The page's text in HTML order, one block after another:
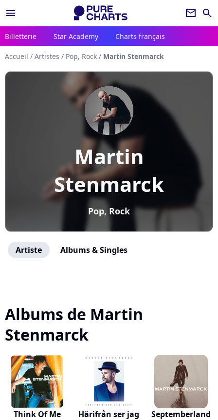
menu newsletter search
Billetterie Star Academy Charts français
Accueil / Artistes / Pop, Rock / Martin Stenmarck
Martin
Stenmarck
Pop, Rock
Artiste Albums & Singles
Albums de Martin
Stenmarck
Think Of Me
Härifrån ser jag
Septemberland